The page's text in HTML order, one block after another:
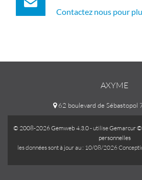
Contactez nous pour
AXYME
62 boulevard de Sébastopol
© 2008-2026 Gemweb 4.3.0- utiliseGemarcur ©
personnelles
les données sont à jour au : 10/08/2026